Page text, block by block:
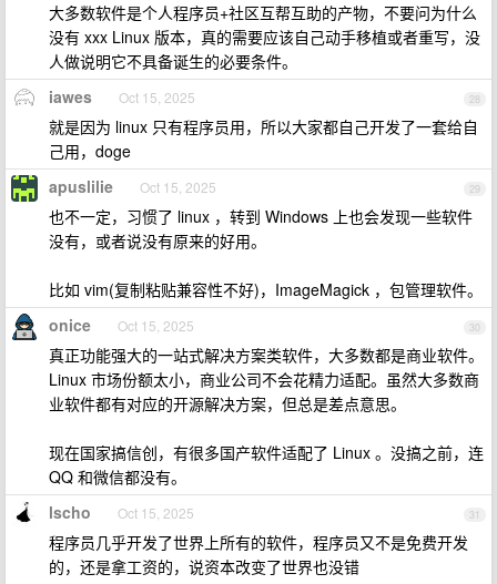
大多数软件是个人程序员+社区互帮互助的产物，不要问为什么
没有 xxx Linux 版本，真的需要应该自己动手移植或者重写，没
人做说明它不具备诞生的必要条件。
28
iawes Oct 15, 2025
就是因为 linux 只有程序员用，所以大家都自己开发了一套给自
己用，doge
29
apuslilie Oct 15, 2025
也不一定，习惯了 linux ，转到 Windows 上也会发现一些软件
没有，或者说没有原来的好用。
比如 vim(复制粘贴兼容性不好)，ImageMagick ，包管理软件。
30
onice Oct 15, 2025
真正功能强大的一站式解决方案类软件，大多数都是商业软件。
Linux 市场份额太小，商业公司不会花精力适配。虽然大多数商
业软件都有对应的开源解决方案，但总是差点意思。
现在国家搞信创，有很多国产软件适配了 Linux 。没搞之前，连
QQ 和微信都没有。
31
lscho Oct 15, 2025
程序员几乎开发了世界上所有的软件，程序员又不是免费开发
的，还是拿工资的，说资本改变了世界也没错